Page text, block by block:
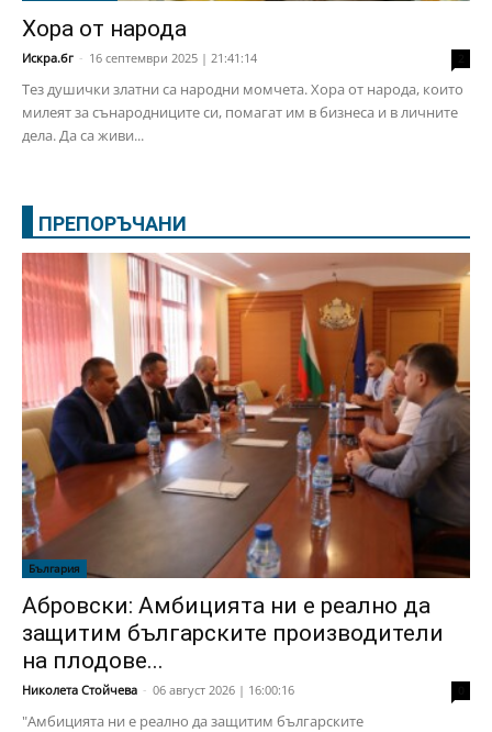
Хора от народа
Искра.бг - 16 септември 2025 | 21:41:14
Тез душички златни са народни момчета. Хора от народа, които
милеят за сънародниците си, помагат им в бизнеса и в личните
дела. Да са живи...
ПРЕПОРЪЧАНИ
България
Абровски: Амбицията ни е реално да
защитим българските производители
на плодове...
Николета Стойчева - 06 август 2026 | 16:00:16
"Амбицията ни е реално да защитим българските